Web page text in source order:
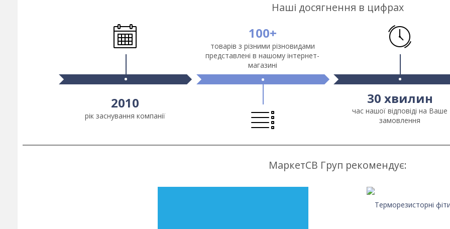
Наші досягнення в цифрах
2010
рік заснування компанії
100+
товарів з різними різновидами
представлені в нашому інтернет-
магазині
30 хвилин
час нашої відповіді на Ваше
замовлення
МаркетСВ Груп рекомендує:
Турецькі фітинги для газо-і
Терморезисторні